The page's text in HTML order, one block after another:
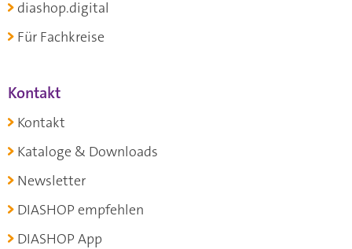
diashop.digital
Für Fachkreise
Kontakt
Kontakt
Kataloge & Downloads
Newsletter
DIASHOP empfehlen
DIASHOP App